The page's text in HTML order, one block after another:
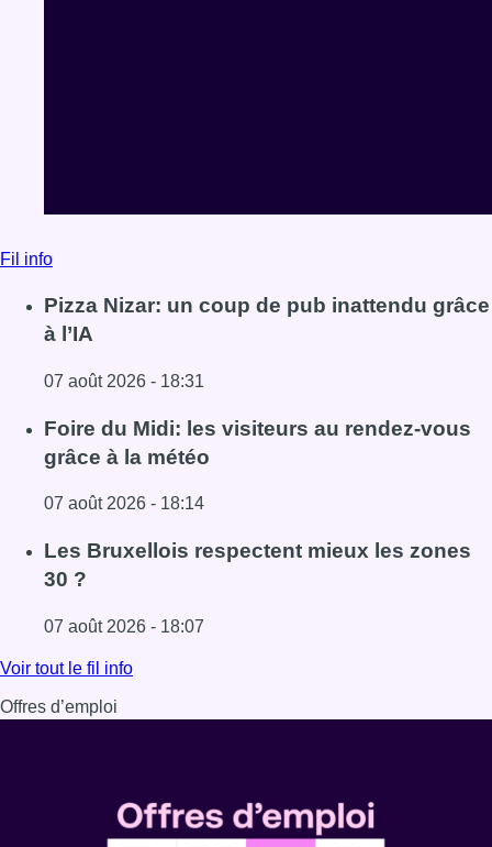
Fil info
Pizza Nizar: un coup de pub inattendu grâce
à l’IA
07 août 2026 - 18:31
Lire l'article Pizza Nizar: un coup de pub inattendu grâce
Foire du Midi: les visiteurs au rendez-vous
grâce à la météo
07 août 2026 - 18:14
Lire l'article Foire du Midi: les visiteurs au rendez-vous
Les Bruxellois respectent mieux les zones
30 ?
07 août 2026 - 18:07
Lire l'article Les Bruxellois respectent mieux les zones 30
Voir tout le fil info
Offres d’emploi